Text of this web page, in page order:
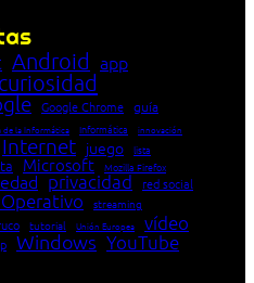
Android app
curiosidad
Google Chrome guía
de la Informática Informática innovación
Internet juego lista
Microsoft Mozilla Firefox
privacidad red social
streaming
tutorial Unión Europea vídeo
Windows YouTube